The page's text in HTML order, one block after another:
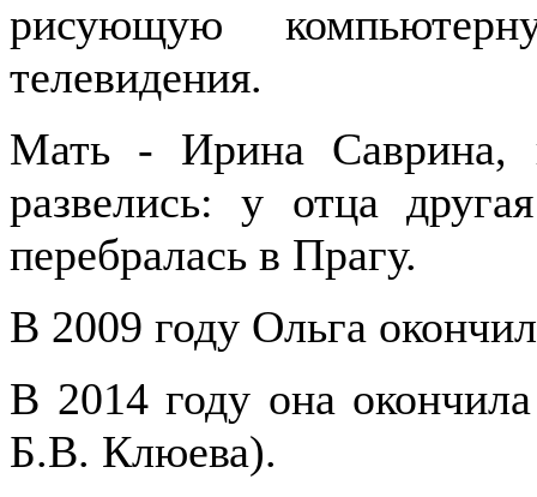
рисующую
телевидения.
Мать - Ирина Саврина,
развелись: у отца
перебралась в Прагу.
В 2009 году Ольга
В 2014 году она
Б.В. Клюева).